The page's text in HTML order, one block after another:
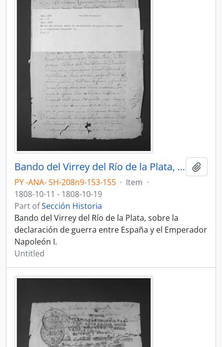
Bando del Virrey del Río de la Plata, sobre la declaración de guerra entre España y el Emperador Napoleón I.
PY -ANA- SH-208n9-153-155 · Item ·
1808-10-11 - 1808-10-19
Part ofSección Historia
Bando del Virrey del Río de la Plata, sobre la
declaración de guerra entre España y el Emperador
Napoleón I.
Untitled